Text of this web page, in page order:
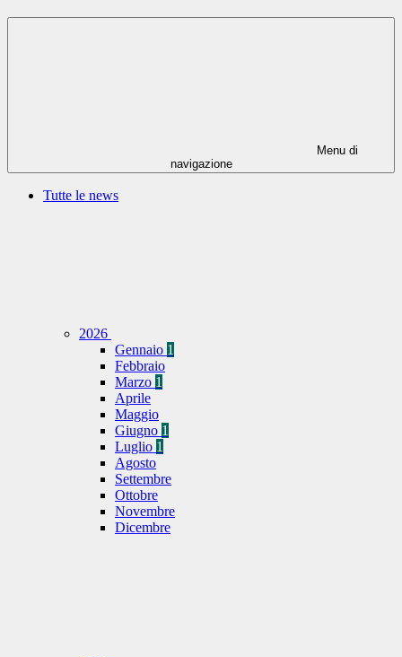
Menu di
navigazione
Tutte le news
2026
Gennaio 1
Febbraio
Marzo 1
Aprile
Maggio
Giugno 1
Luglio 1
Agosto
Settembre
Ottobre
Novembre
Dicembre